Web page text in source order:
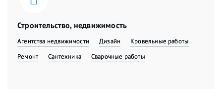
Строительство, недвижимость
Агентства недвижимости Дизайн
Кровельные работы
Ремонт
Сантехника Сварочные работы